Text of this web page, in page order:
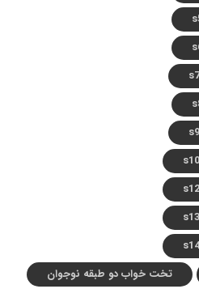
تخت خواب دو طبقه نوجوان